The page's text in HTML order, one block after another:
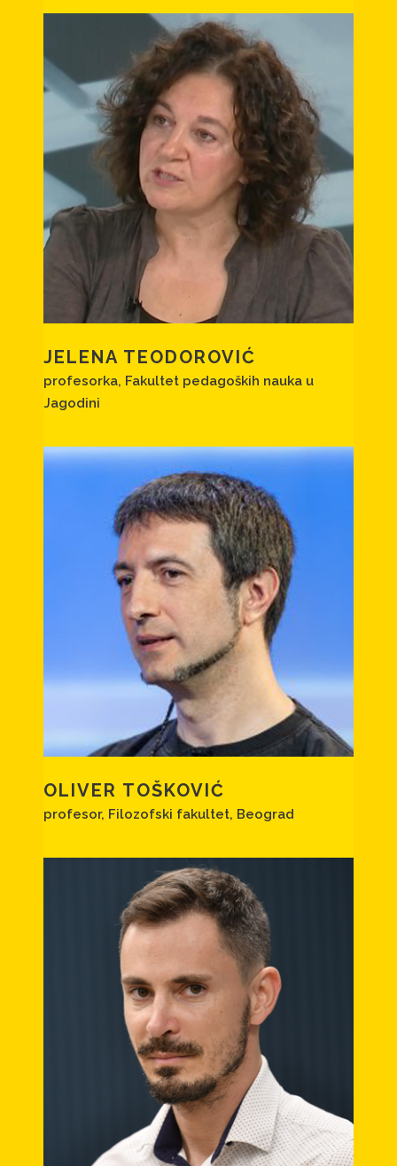
JELENA TEODOROVIĆ
profesorka, Fakultet pedagoških nauka u
Jagodini
OLIVER TOŠKOVIĆ
profesor, Filozofski fakultet, Beograd